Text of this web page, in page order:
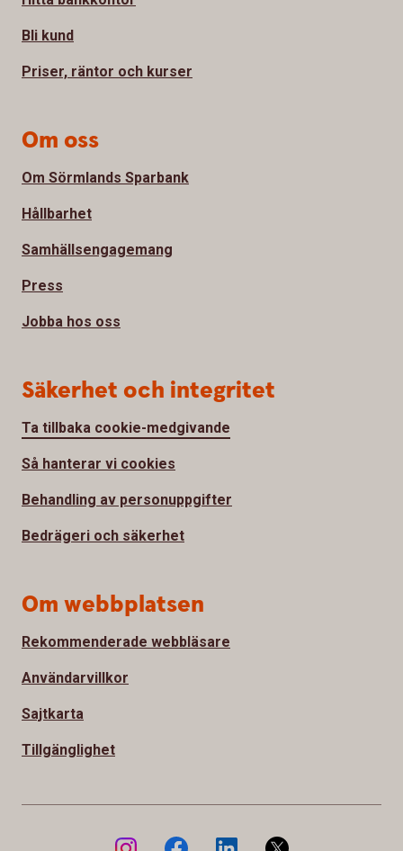
Bli kund
Priser, räntor och kurser
Om oss
Om Sörmlands Sparbank
Hållbarhet
Samhällsengagemang
Press
Jobba hos oss
Säkerhet och integritet
Ta tillbaka cookie-medgivande
Så hanterar vi cookies
Behandling av personuppgifter
Bedrägeri och säkerhet
Om webbplatsen
Rekommenderade webbläsare
Användarvillkor
Sajtkarta
Tillgänglighet